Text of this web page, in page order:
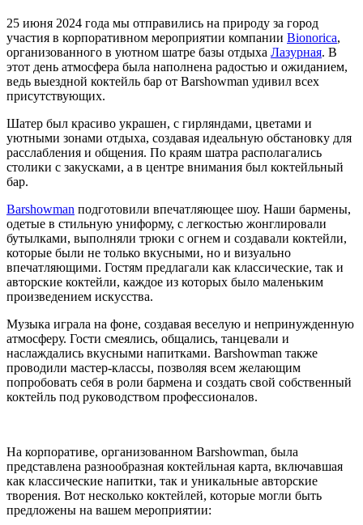
25 июня 2024 года мы отправились на природу за город
участия в корпоративном мероприятии компании Bionorica,
организованного в уютном шатре базы отдыха Лазурная. В
этот день атмосфера была наполнена радостью и ожиданием,
ведь выездной коктейль бар от Barshowman удивил всех
присутствующих.
Шатер был красиво украшен, с гирляндами, цветами и
уютными зонами отдыха, создавая идеальную обстановку для
расслабления и общения. По краям шатра располагались
столики с закусками, а в центре внимания был коктейльный
бар.
Barshowman подготовили впечатляющее шоу. Наши бармены,
одетые в стильную униформу, с легкостью жонглировали
бутылками, выполняли трюки с огнем и создавали коктейли,
которые были не только вкусными, но и визуально
впечатляющими. Гостям предлагали как классические, так и
авторские коктейли, каждое из которых было маленьким
произведением искусства.
Музыка играла на фоне, создавая веселую и непринужденную
атмосферу. Гости смеялись, общались, танцевали и
наслаждались вкусными напитками. Barshowman также
проводили мастер-классы, позволяя всем желающим
попробовать себя в роли бармена и создать свой собственный
коктейль под руководством профессионалов.
На корпоративе, организованном Barshowman, была
представлена разнообразная коктейльная карта, включавшая
как классические напитки, так и уникальные авторские
творения. Вот несколько коктейлей, которые могли быть
предложены на вашем мероприятии: